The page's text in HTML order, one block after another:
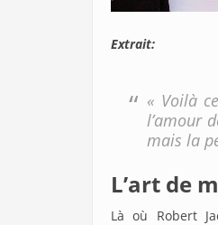
Extrait:
« Voilà
l’amour
mais la
L’art de
Là où Robert